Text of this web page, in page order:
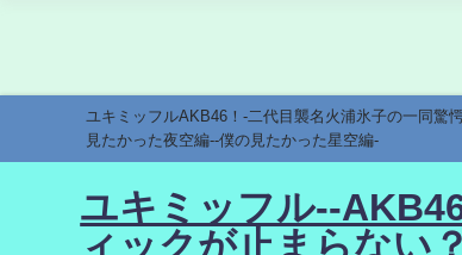
ユキミッフルAKB46！-二代目襲名火浦氷子の一同驚
見たかった夜空編--僕の見たかった星空編-
ユキミッフル--
ィックが止まらない